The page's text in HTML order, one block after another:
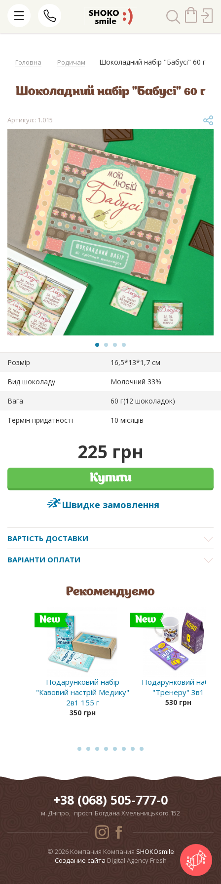
Головна Родичам Шоколадний набір "Бабусі" 60 г
Шоколадний набір "Бабусі" 60 г
Артикул:: 1.015
Розмір 16,5*13*1,7 см
Вид шоколаду Молочний 33%
Вага 60 г(12 шоколадок)
Термін придатності 10 місяців
225 грн
Купити
Швидке замовлення
ВАРТІСТЬ ДОСТАВКИ
ВАРІАНТИ ОПЛАТИ
Рекомендуємо
New
Подарунковий набір
"Кавовий настрій Медику"
2в1 155 г
350 грн
New
Подарунковий набір
"Тренеру" 3в1
530 грн
+38 (068) 505-777-0
м. Дніпро, просп. Богдана Хмельницького 152
© 2026 Компания Компания SHOKOsmile
Cоздание сайта Digital Agency Fresh